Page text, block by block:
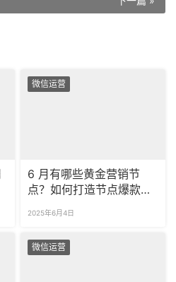
微信运营
6 月有哪些黄金营销节
点？如何打造节点爆款标
2025年6月4日
微信运营